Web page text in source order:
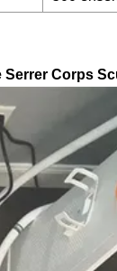
Serrer Corps